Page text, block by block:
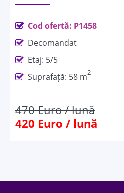
Cod ofertă: P1458
Decomandat
Etaj: 5/5
Suprafață: 58 m2
470 Euro / lună
420 Euro / lună